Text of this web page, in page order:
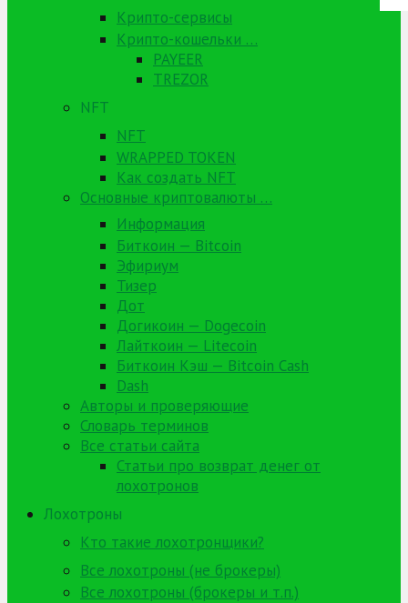
Крипто-сервисы
Крипто-кошельки …
PAYEER
TREZOR
NFT
NFT
WRAPPED TOKEN
Как создать NFT
Основные криптовалюты …
Информация
Биткоин — Bitcoin
Эфириум
Тизер
Дот
Догикоин — Dogecoin
Лайткоин — Litecoin
Биткоин Кэш — Bitcoin Cash
Dash
Авторы и проверяющие
Словарь терминов
Все статьи сайта
Статьи про возврат денег от
лохотронов
Лохотроны
Кто такие лохотронщики?
Все лохотроны (не брокеры)
Все лохотроны (брокеры и т.п.)